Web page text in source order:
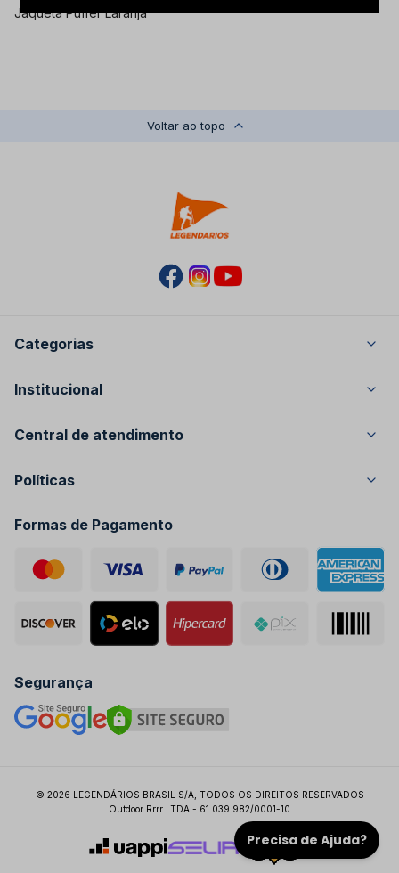
Jaqueta Puffer Laranja
Voltar ao topo
Categorias
Feminino
Equipamentos
Decorativos
Institucional
Central de atendimento
Fale Conosco
Políticas
Política de pagamento
Trocas e Devoluções
Política Orange Week
Formas de Pagamento
Segurança
© 2026 LEGENDÁRIOS BRASIL S/A, TODOS OS DIREITOS RESERVADOS
Outdoor Rrrr LTDA - 61.039.982/0001-10